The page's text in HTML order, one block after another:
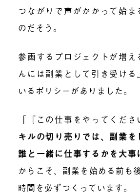
つながりで声がかかって始ま
のだそう。
参画するプロジェクトが増え
んには副業として引き受ける
いるポリシーがありました。
「『この仕事をやってくだ
キルの切り売りでは、副業を
誰と一緒に仕事するかを大事
からこそ、副業を始める前も
時間を必ずつくっています。